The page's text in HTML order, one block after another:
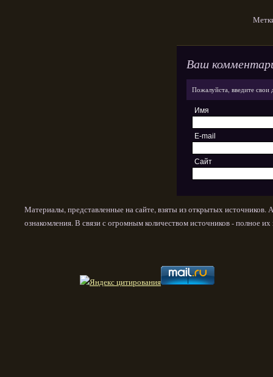
Ваш
Пожалуйста, введите
Имя
E-mail
Сайт
Материалы, представленные на сайте, взяты из открытых
ознакомления. В связи с огромным количеством источников - полное